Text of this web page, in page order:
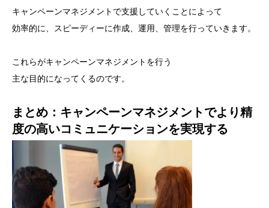
キャンペーンマネジメントで支援していくことによって
効率的に、スピーディーに作成、運用、管理を行っていきます。
これらがキャンペーンマネジメントを行う
主な目的になってくるのです。
まとめ：キャンペーンマネジメントでより精
度の高いコミュニケーションを実現する